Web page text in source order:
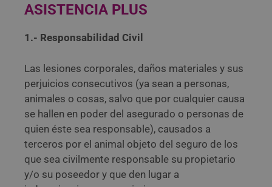
ASISTENCIA PLUS
1.- Responsabilidad Civil
Las lesiones corporales, daños materiales y sus
perjuicios consecutivos (ya sean a personas,
animales o cosas, salvo que por cualquier causa
se hallen en poder del asegurado o personas de
quien éste sea responsable), causados a
terceros por el animal objeto del seguro de los
que sea civilmente responsable su propietario
y/o su poseedor y que den lugar a